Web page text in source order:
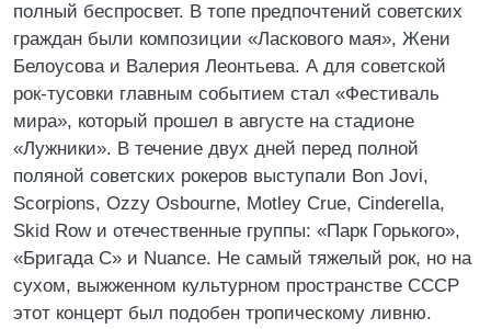
полный беспросвет. В топе предпочтений советских
граждан были композиции «Ласкового мая», Жени
Белоусова и Валерия Леонтьева. А для советской
рок-тусовки главным событием стал «Фестиваль
мира», который прошел в августе на стадионе
«Лужники». В течение двух дней перед полной
поляной советских рокеров выступали Bon Jovi,
Scorpions, Ozzy Osbourne, Motley Crue, Cinderella,
Skid Row и отечественные группы: «Парк Горького»,
«Бригада С» и Nuance. Не самый тяжелый рок, но на
сухом, выжженном культурном пространстве СССР
этот концерт был подобен тропическому ливню.